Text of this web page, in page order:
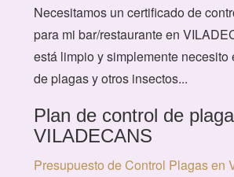
Necesitamos un certificado de
para mi bar/restaurante en
está limpio y simplemente necesito
de plagas y otros insectos...
Plan de control de
VILADECANS
Presupuesto de Control Plagas en